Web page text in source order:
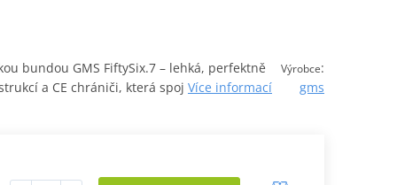
Výrobce:
gms
bundou GMS FiftySix.7 – lehká, perfektně
a CE chrániči, která spoj Více informací